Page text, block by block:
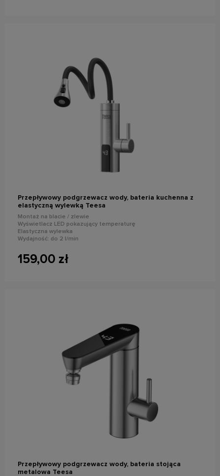
Przepływowy podgrzewacz wody, bateria kuchenna z
elastyczną wylewką Teesa
Montaż na blacie / zlewie
Wyświetlacz LED pokazujący temperaturę
Elastyczna wylewka
Wydajność: do 2 l/min
Stopień ochrony: IPX4
159,00 zł
powiadom o dostępności
Przepływowy podgrzewacz wody, bateria stojąca
metalowa Teesa
powiadom o dostępności